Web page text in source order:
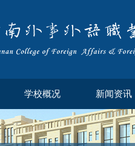
学校概况 新闻资讯